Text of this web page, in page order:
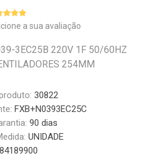
a sua avaliação
3EC25B 220V 1F 50/60HZ
254MM
30822
FXB+N0393EC25C
90 dias
UNIDADE
84189900